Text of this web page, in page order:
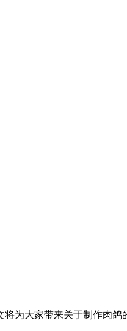
为大家带来关于制作肉鸽